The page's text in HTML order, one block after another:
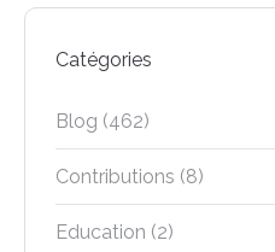
Catégories
Blog (462)
Contributions (8)
Education (2)